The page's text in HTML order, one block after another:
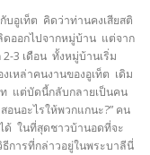
อูเท็ต คิดว่าท่านคงเสียสติ
ดออกไปจากหมู่บ้าน แต่จาก
3 เดือน ทั้งหมู่บ้านเริ่ม
เหล่าคนงานของอูเท็ต เดิม
ท แต่บัดนี้กลับกลายเป็นคน
อนอะไรให้พวกแกนะ?” คน
ด้ ในที่สุดชาวบ้านอดที่จะ
ธีการที่กล่าวอยู่ในพระบาลีนี่